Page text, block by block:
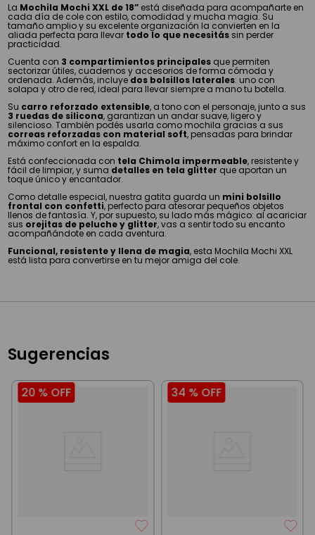
La Mochila Mochi XXL de 18” está diseñada para acompañarte en
cada día de cole con estilo, comodidad y mucha magia. Su
tamaño amplio y su excelente organización la convierten en la
aliada perfecta para llevar todo lo que necesitás sin perder
practicidad.
Cuenta con 3 compartimientos principales que permiten
sectorizar útiles, cuadernos y accesorios de forma cómoda y
ordenada. Además, incluyedos bolsillos laterales: uno con
solapa y otro de red, ideal para llevar siempre a mano tu botella.
Su carro reforzado extensible, a tono con el personaje, junto a sus
3 ruedas de silicona, garantizan un andar suave, ligero y
silencioso. También podés usarla como mochila gracias a sus
correas reforzadas con material soft, pensadas para brindar
máximo confort en la espalda.
Está confeccionada con tela Chimola impermeable, resistente y
fácil de limpiar, y suma detalles en tela glitter que aportan un
toque único y encantador.
Como detalle especial, nuestra gatita guarda un mini bolsillo
frontal con confetti, perfecto para atesorar pequeños objetos
llenos de fantasía. Y, por supuesto, su lado más mágico: al acariciar
sus orejitas de peluche y glitter, vas a sentir todo su encanto
acompañándote en cada aventura.
Funcional, resistente y llena de magia, esta Mochila Mochi XXL
está lista para convertirse en tu mejor amiga del cole.
Sugerencias
20 % OFF 34 % OFF